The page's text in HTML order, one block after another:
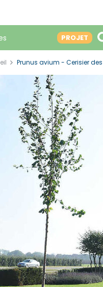
PROJET
Prunus avium - Cerisier des